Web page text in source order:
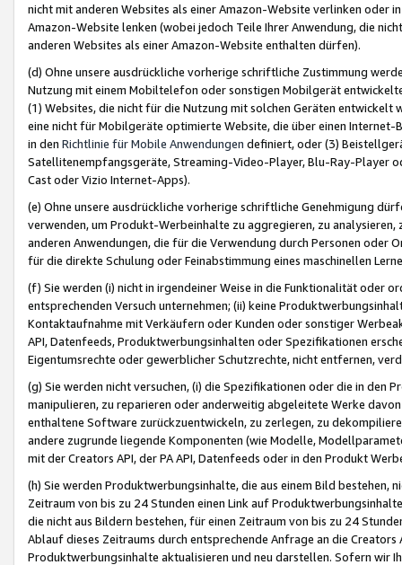
nicht mit anderen Websites als einer Amazon-Website verlinken oder
Amazon-Website lenken (wobei jedoch Teile Ihrer Anwendung, die
anderen Websites als einer Amazon-Website enthalten dürfen).
(d) Ohne unsere ausdrückliche vorherige schriftliche Zustimmung
Nutzung mit einem Mobiltelefon oder sonstigen Mobilgerät
(1) Websites, die nicht für die Nutzung mit solchen Geräten
eine nicht für Mobilgeräte optimierte Website, die über einen
in den Richtlinie für Mobile Anwendungen definiert, oder (3)
Satellitenempfangsgeräte, Streaming-Video-Player, Blu-Ray-Player
Cast oder Vizio Internet-Apps).
(e) Ohne unsere ausdrückliche vorherige schriftliche Genehmigung
verwenden, um Produkt-Werbeinhalte zu aggregieren, zu
anderen Anwendungen, die für die Verwendung durch Personen
für die direkte Schulung oder Feinabstimmung eines maschinellen
(f) Sie werden (i) nicht in irgendeiner Weise in die Funktionalität oder
entsprechenden Versuch unternehmen; (ii) keine
Kontaktaufnahme mit Verkäufern oder Kunden oder sonstiger
API, Datenfeeds, Produktwerbungsinhalten oder Spezifikationen
Eigentumsrechte oder gewerblicher Schutzrechte, nicht entfernen,
(g) Sie werden nicht versuchen, (i) die Spezifikationen oder die in
manipulieren, zu reparieren oder anderweitig abgeleitete Werke
enthaltene Software zurückzuentwickeln, zu zerlegen, zu
andere zugrunde liegende Komponenten (wie Modelle,
mit der Creators API, der PA API, Datenfeeds oder in den Produkt
(h) Sie werden Produktwerbungsinhalte, die aus einem Bild bestehen,
Zeitraum von bis zu 24 Stunden einen Link auf
die nicht aus Bildern bestehen, für einen Zeitraum von bis zu 24
Ablauf dieses Zeitraums durch entsprechende Anfrage an die
Produktwerbungsinhalte aktualisieren und neu darstellen. Sofern wir